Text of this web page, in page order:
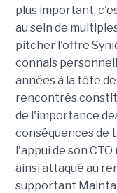
plus important,
au sein de
pitcher l'offre
connais
années à la tête
rencontrés
de l'importance
conséquences de
l'appui de son
ainsi attaqué au
supportant Mainta